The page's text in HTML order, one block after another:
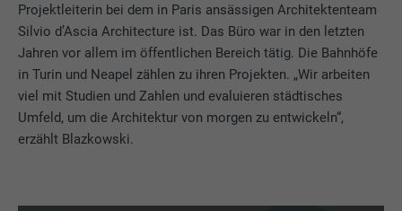
Projektleiterin bei dem in Paris ansässigen Architektenteam
Silvio d’Ascia Architecture ist. Das Büro war in den letzten
Jahren vor allem im öffentlichen Bereich tätig. Die Bahnhöfe
in Turin und Neapel zählen zu ihren Projekten. „Wir arbeiten
viel mit Studien und Zahlen und evaluieren städtisches
Umfeld, um die Architektur von morgen zu entwickeln“,
erzählt Blazkowski.